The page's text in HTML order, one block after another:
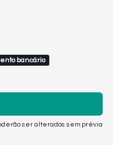
bancário
ser alterados sem prévia